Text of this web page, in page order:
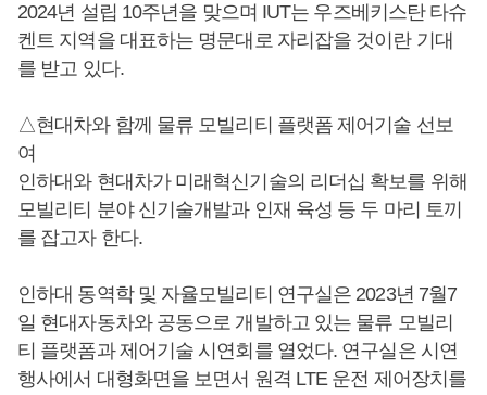
2024년 설립 10주년을 맞으며 IUT는 우즈베키스탄 타슈
켄트 지역을 대표하는 명문대로 자리잡을 것이란 기대
를 받고 있다.
△현대차와 함께 물류 모빌리티 플랫폼 제어기술 선보
여
인하대와 현대차가 미래혁신기술의 리더십 확보를 위해
모빌리티 분야 신기술개발과 인재 육성 등 두 마리 토끼
를 잡고자 한다.
인하대 동역학 및 자율모빌리티 연구실은 2023년 7월7
일 현대자동차와 공동으로 개발하고 있는 물류 모빌리
티 플랫폼과 제어기술 시연회를 열었다. 연구실은 시연
행사에서 대형화면을 보면서 원격 LTE 운전 제어장치를